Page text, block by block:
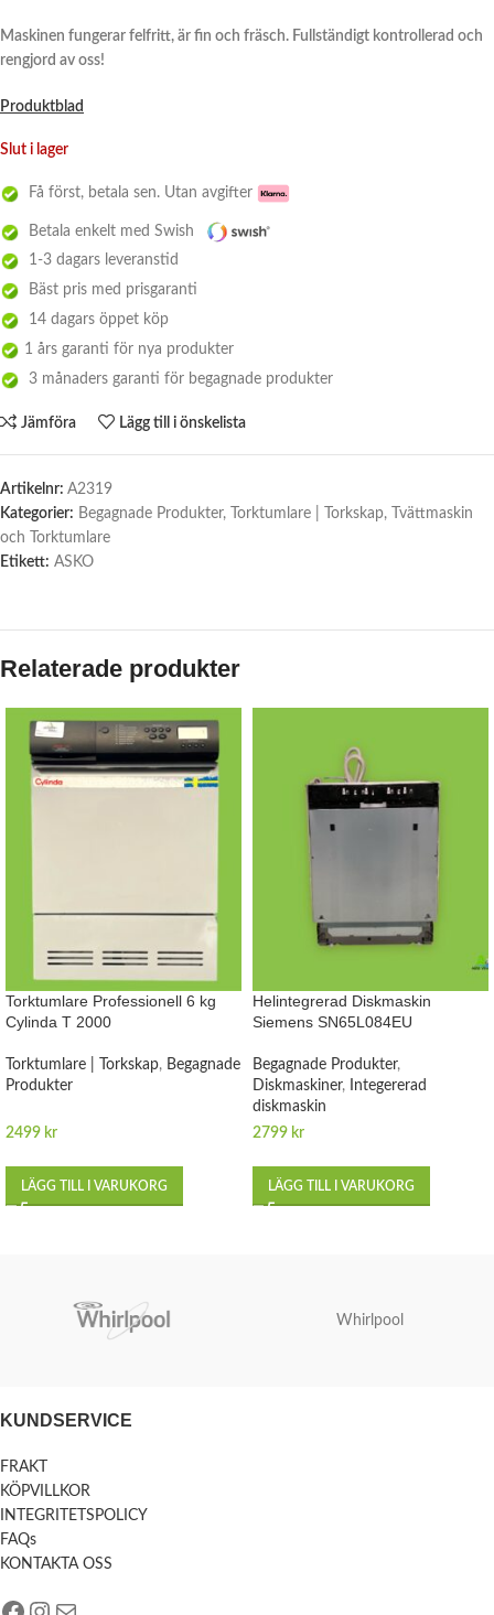
Maskinen fungerar felfritt, är fin och fräsch. Fullständigt kontrollerad och
rengjord av oss!
Produktblad
Slut i lager
Få först, betala sen. Utan avgifter
Betala enkelt med Swish
1-3 dagars leveranstid
Bäst pris med prisgaranti
14 dagars öppet köp
1 års garanti för nya produkter
3 månaders garanti för begagnade produkter
Jämföra Lägg till i önskelista
Artikelnr: A2319
Kategorier: Begagnade Produkter, Torktumlare | Torkskap,
Tvättmaskin
och Torktumlare
Etikett: ASKO
Relaterade produkter
Torktumlare Professionell 6 kg
Cylinda T 2000
Torktumlare | Torkskap, Begagnade
Produkter
2499 kr
LÄGG TILL I VARUKORG
Helintegrerad Diskmaskin
Siemens SN65L084EU
Begagnade Produkter,
Diskmaskiner,
Integererad
diskmaskin
2799 kr
LÄGG TILL I VARUKORG
Whirlpool
KUNDSERVICE
FRAKT
KÖPVILLKOR
INTEGRITETSPOLICY
FAQs
KONTAKTA OSS